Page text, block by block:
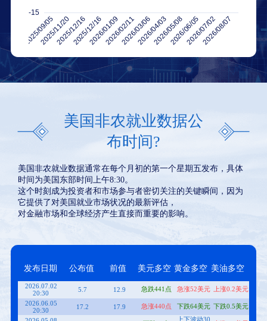
美国非农就业数据公
布时间?
美国非农就业数据通常在每个月初的第一个星期五发布，具体
时间为美国东部时间上午8:30。
这个时刻成为投资者和市场参与者密切关注的关键瞬间，因为
它提供了对美国就业市场状况的最新评估，
对金融市场和全球经济产生直接而重要的影响。
发布日期 公布值 前值 美元多空 黄金多空 美油多空
2026.07.02
20:30
5.7 12.9 急跌441点 急涨52美元
上涨0.2美元
2026.06.05
20:30
17.2 17.9 急涨440点 下跌64美元 下跌0.5美元
上下波动30